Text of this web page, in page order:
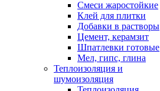
Смеси жаростойкие
Клей для плитки
Добавки в растворы
Цемент, керамзит
Шпатлевки готовые
Мел, гипс, глина
Теплоизоляция и
шумоизоляция